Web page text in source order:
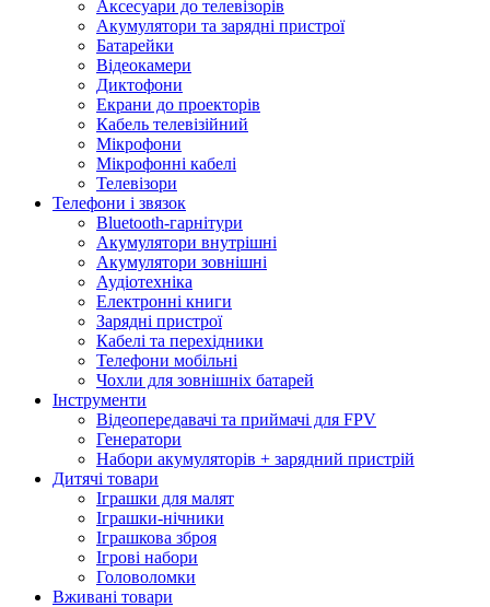
Аксесуари до телевізорів
Акумулятори та зарядні пристрої
Батарейки
Відеокамери
Диктофони
Екрани до проекторів
Кабель телевізійний
Мікрофони
Мікрофонні кабелі
Телевізори
Телефони і звязок
Bluetooth-гарнітури
Акумулятори внутрішні
Акумулятори зовнішні
Аудіотехніка
Електронні книги
Зарядні пристрої
Кабелі та перехідники
Телефони мобільні
Чохли для зовнішніх батарей
Інструменти
Відеопередавачі та приймачі для FPV
Генератори
Набори акумуляторів + зарядний пристрій
Дитячі товари
Іграшки для малят
Іграшки-нічники
Іграшкова зброя
Ігрові набори
Головоломки
Вживані товари